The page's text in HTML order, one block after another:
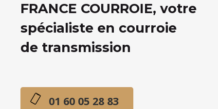
FRANCE COURROIE, votre
spécialiste en courroie
de transmission
01 60 05 28 83